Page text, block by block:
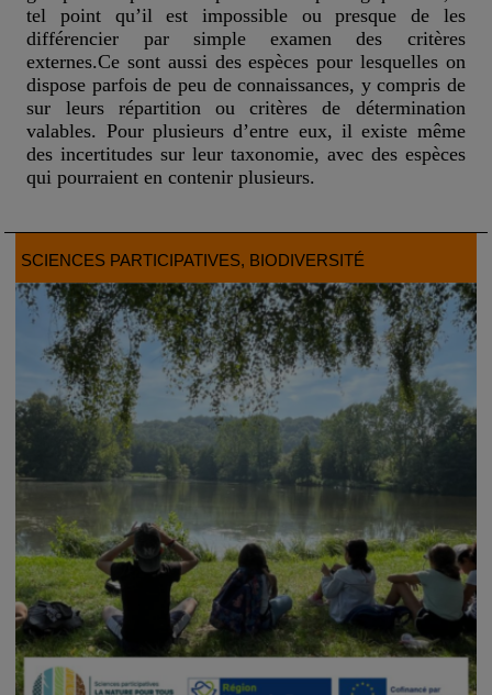
tel point qu’il est impossible ou presque de les
différencier par simple examen des critères
externes.Ce sont aussi des espèces pour lesquelles on
dispose parfois de peu de connaissances, y compris de
sur leurs répartition ou critères de détermination
valables. Pour plusieurs d’entre eux, il existe même
des incertitudes sur leur taxonomie, avec des espèces
qui pourraient en contenir plusieurs.
SCIENCES PARTICIPATIVES, BIODIVERSITÉ